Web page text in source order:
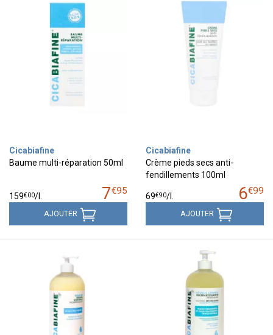
Cicabiafine
Baume multi-réparation 50ml
7€95
159€00/
AJOUTER
Cicabiafine
Crème pieds secs anti-
fendillements 100ml
6€99
69€90/
AJOUTER